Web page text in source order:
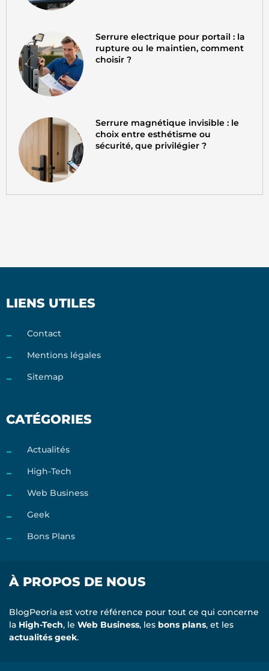
Serrure electrique pour portail : la
rupture ou le maintien, comment
choisir ?
Serrure magnétique invisible : le
choix entre esthétisme ou
sécurité, que privilégier ?
LIENS UTILES
Contact
Mentions légales
Sitemap
CATÉGORIES
Actualités
High-Tech
Web Business
Geek
Bons Plans
À PROPOS DE NOUS
BlogPeoria est votre référence pour tout ce qui concerne
la High-Tech, le Web Business, les bons plans, et les
actualités geek.